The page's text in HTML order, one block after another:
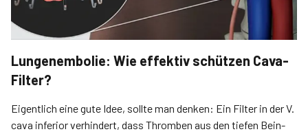
Lungenembolie: Wie effektiv schützen Cava-
Filter?
Eigentlich eine gute Idee, sollte man denken: Ein Filter in der V.
cava inferior verhindert, dass Thromben aus den tiefen Bein-